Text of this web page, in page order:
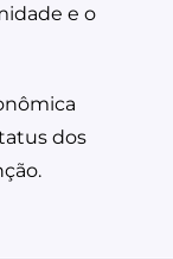
e o
dos